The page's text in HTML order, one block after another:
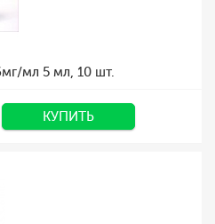
мл 5 мл, 10 шт.
КУПИТЬ